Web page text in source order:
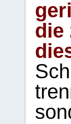
die